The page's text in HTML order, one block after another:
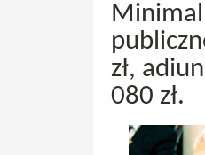
zł,
080 zł.